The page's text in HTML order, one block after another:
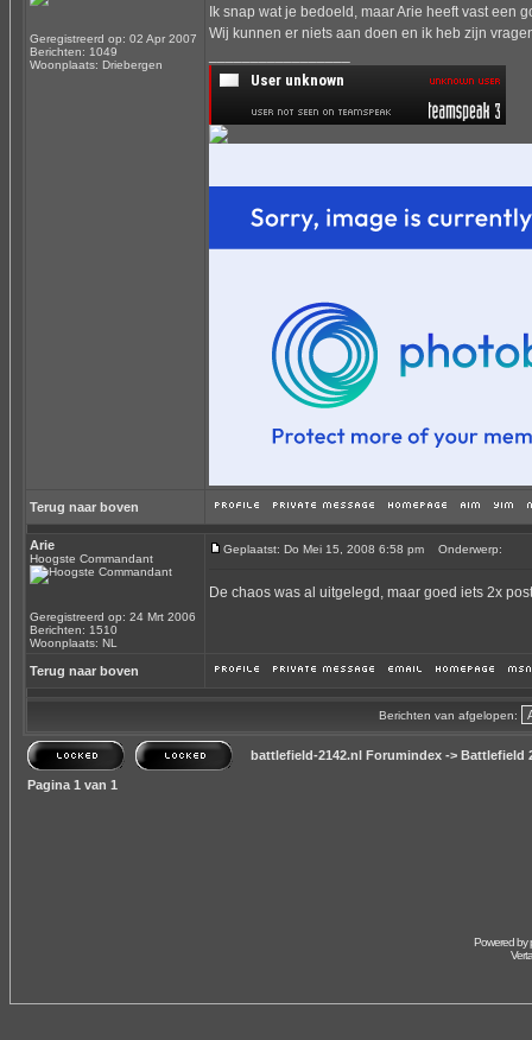
Geregistreerd op: 02 Apr 2007
Berichten: 1049
Woonplaats: Driebergen
Ik snap wat je bedoeld, maar Arie heeft vast een
Wij kunnen er niets aan doen en ik heb zijn
Terug naar boven
Arie
Hoogste Commandant
Geregistreerd op: 24 Mrt 2006
Berichten: 1510
Woonplaats: NL
Geplaatst: Do Mei 15, 2008 6:58 pm Onderwerp:
De chaos was al uitgelegd, maar goed iets 2x
Terug naar boven
Berichten van afgelopen:
battlefield-2142.nl Forumindex -> Battlefield
Pagina 1 van 1
Powered by